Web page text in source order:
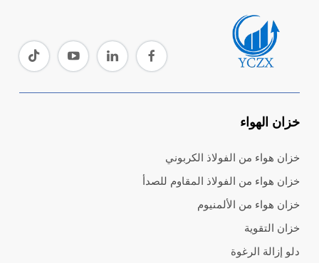
خزان الهواء
خزان هواء من الفولاذ الكربوني
خزان هواء من الفولاذ المقاوم للصدأ
خزان هواء من الألمنيوم
خزان التقوية
دلو إزالة الرغوة